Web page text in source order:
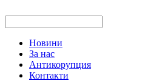
Новини
За нас
Антикорупция
Контакти